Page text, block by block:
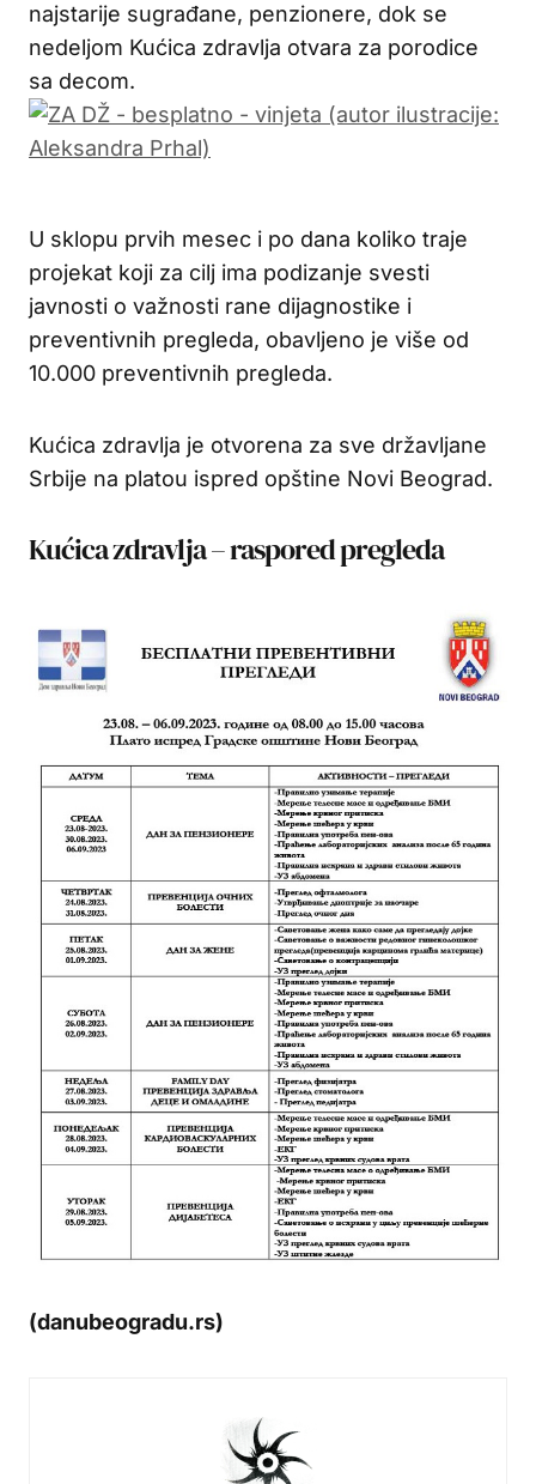
najstarije sugrađane, penzionere, dok se
nedeljom Kućica zdravlja otvara za porodice
sa decom.
U sklopu prvih mesec i po dana koliko traje
projekat koji za cilj ima podizanje svesti
javnosti o važnosti rane dijagnostike i
preventivnih pregleda, obavljeno je više od
10.000 preventivnih pregleda.
Kućica zdravlja je otvorena za sve državljane
Srbije na platou ispred opštine Novi Beograd.
Kućica zdravlja – raspored pregleda
(danubeogradu.rs)